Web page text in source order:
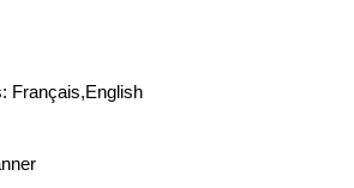
Français,English